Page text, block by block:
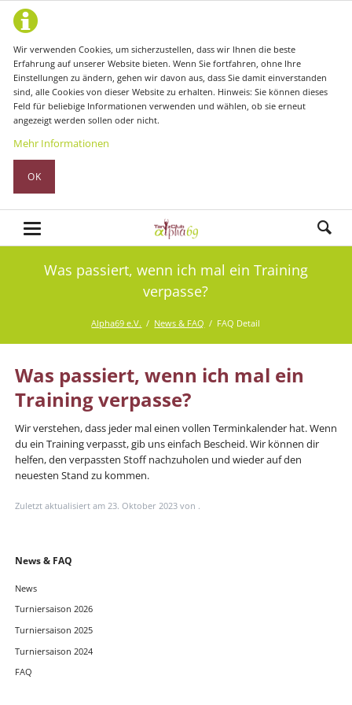
Wir verwenden Cookies, um sicherzustellen, dass wir Ihnen die beste
Erfahrung auf unserer Website bieten. Wenn Sie fortfahren, ohne Ihre
Einstellungen zu ändern, gehen wir davon aus, dass Sie damit einverstanden
sind, alle Cookies von dieser Website zu erhalten. Hinweis: Sie können dieses
Feld für beliebige Informationen verwenden und wählen, ob sie erneut
angezeigt werden sollen oder nicht.
Mehr Informationen
OK
Was passiert, wenn ich mal ein Training
verpasse?
Alpha69 e.V. News & FAQ FAQ Detail
Was passiert, wenn ich mal ein
Training verpasse?
Wir verstehen, dass jeder mal einen vollen Terminkalender hat. Wenn
du ein Training verpasst, gib uns einfach Bescheid. Wir können dir
helfen, den verpassten Stoff nachzuholen und wieder auf den
neuesten Stand zu kommen.
Zuletzt aktualisiert am 23. Oktober 2023 von .
Navigation
News & FAQ
News
Turniersaison 2026
Turniersaison 2025
Turniersaison 2024
FAQ